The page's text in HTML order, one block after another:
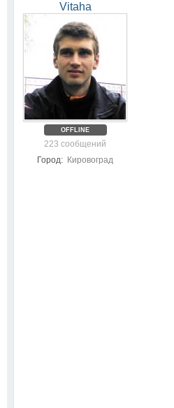
Vitaha
OFFLINE
223 сообщений
Город: Кировоград